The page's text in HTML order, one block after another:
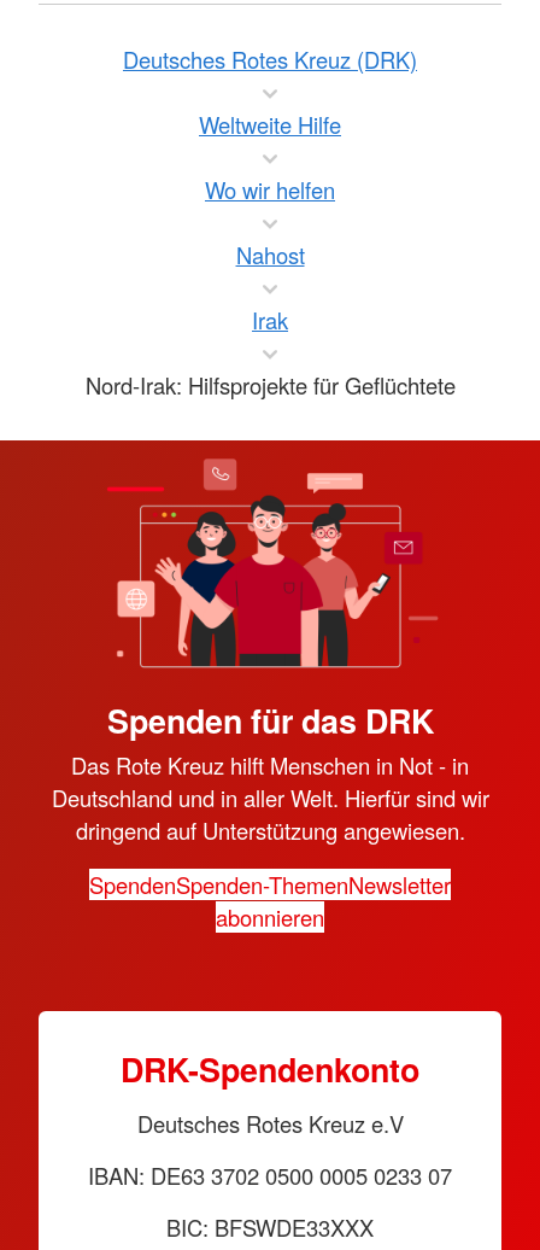
Deutsches Rotes Kreuz (DRK)
Weltweite Hilfe
Wo wir helfen
Nahost
Irak
Nord-Irak: Hilfsprojekte für Geflüchtete
Spenden für das DRK
Das Rote Kreuz hilft Menschen in Not - in
Deutschland und in aller Welt. Hierfür sind wir
dringend auf Unterstützung angewiesen.
SpendenSpenden-ThemenNewsletter
abonnieren
DRK-Spendenkonto
Deutsches Rotes Kreuz e.V
IBAN: DE63 3702 0500 0005 0233 07
BIC: BFSWDE33XXX